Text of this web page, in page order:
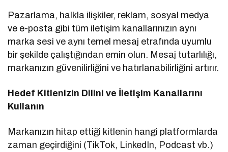
Pazarlama, halkla ilişkiler, reklam, sosyal medya
ve e-posta gibi tüm iletişim kanallarınızın aynı
marka sesi ve aynı temel mesaj etrafında uyumlu
bir şekilde çalıştığından emin olun. Mesaj tutarlılığı,
markanızın güvenilirliğini ve hatırlanabilirliğini artırır.
Hedef Kitlenizin Dilini ve İletişim Kanallarını
Kullanın
Markanızın hitap ettiği kitlenin hangi platformlarda
zaman geçirdiğini (TikTok, LinkedIn, Podcast vb.)